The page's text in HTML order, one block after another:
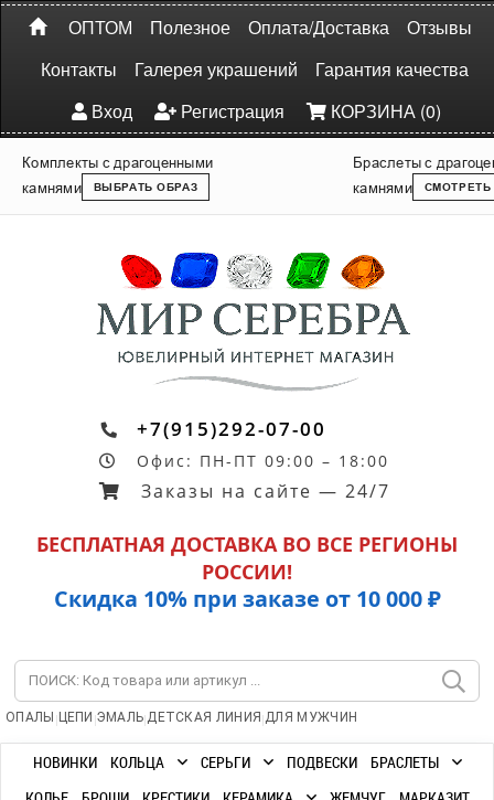
ОПТОМ Полезное Оплата/Доставка
Отзывы
Контакты
Галерея украшений
Гарантия качества
Вход
Регистрация КОРЗИНА (0)
Комплекты с драгоценными
камнями
ВЫБРАТЬ ОБРАЗ
Браслеты с
камнями
СМОТРЕТЬ
+7(915)292-07-00
Офис: ПН-ПТ 09:00 – 18:00
Заказы на сайте — 24/7
БЕСПЛАТНАЯ ДОСТАВКА ВО ВСЕ РЕГИОНЫ
РОССИИ!
Скидка 10% при заказе от 10 000 ₽
ОПАЛЫ | ЦЕПИ |ЭМАЛЬ|ДЕТСКАЯ ЛИНИЯ |ДЛЯ МУЖЧИН
НОВИНКИ КОЛЬЦА СЕРЬГИ ПОДВЕСКИ
БРАСЛЕТЫ